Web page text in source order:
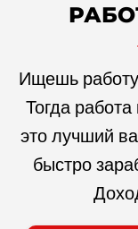
Ищешь
Тогда
это лучший
быстро